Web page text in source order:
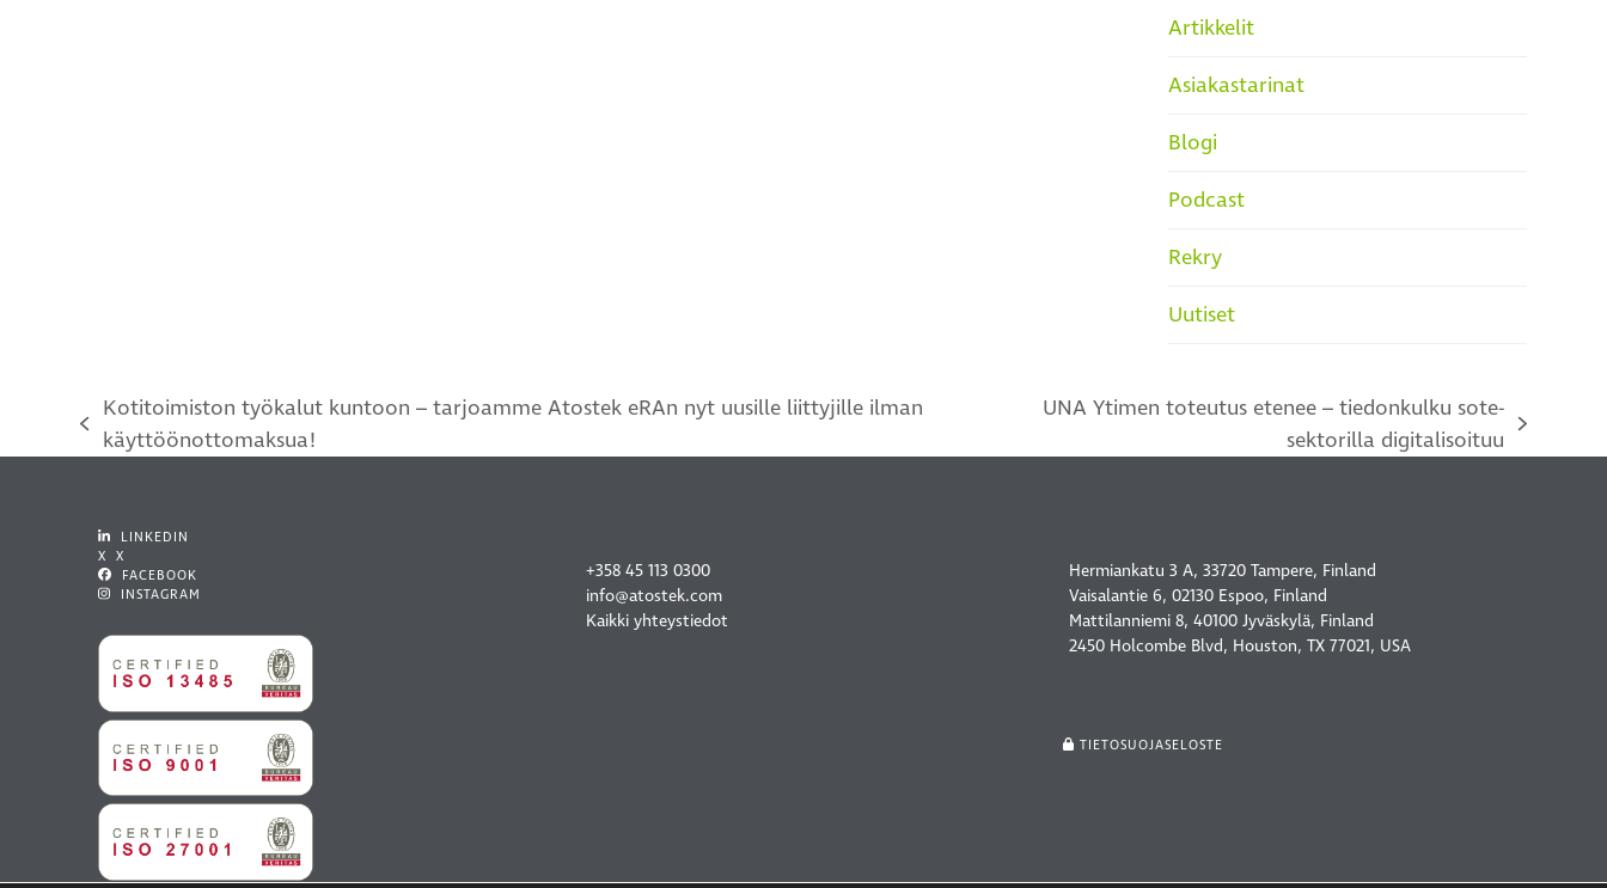
Artikkelit
Asiakastarinat
Blogi
Podcast
Rekry
Uutiset
previous
Kotitoimiston työkalut kuntoon – tarjoamme Atostek eRAn nyt uusille liittyjille ilman
käyttöönottomaksua!
UNA Ytimen toteutus etenee – tiedonkulku sote-
sektorilla digitalisoituu
LINKEDIN
X X
FACEBOOK
INSTAGRAM
+358 45 113 0300
info@atostek.com
Kaikki yhteystiedot
Hermiankatu 3 A, 33720 Tampere, Finland
Vaisalantie 6, 02130 Espoo, Finland
Mattilanniemi 8, 40100 Jyväskylä, Finland
2450 Holcombe Blvd, Houston, TX 77021, USA
TIETOSUOJASELOSTE